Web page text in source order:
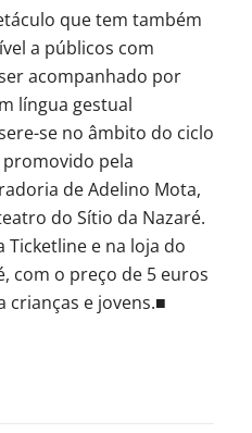
que tem também
a públicos com
acompanhado por
língua gestual
se no âmbito do ciclo
promovido pela
de Adelino Mota,
do Sítio da Nazaré.
Ticketline e na loja do
com o preço de 5 euros
crianças e jovens.■